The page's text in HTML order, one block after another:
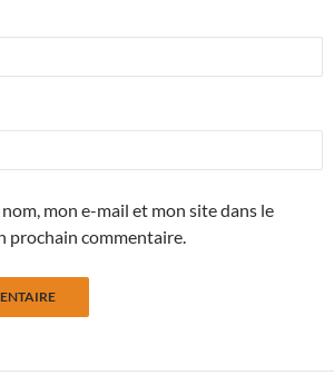
mon e-mail et mon site dans le
prochain commentaire.